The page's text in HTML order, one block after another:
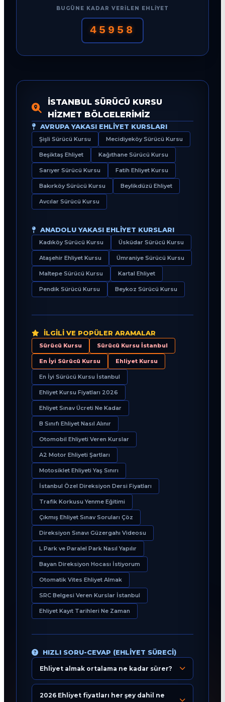
BUGÜNE KADAR VERILEN EHLIYET
45958
İSTANBUL SÜRÜCÜ KURSU
HIZMET BÖLGELERIMIZ
AVRUPA YAKASI EHLIYET KURSLARI
Şişli Sürücü Kursu Mecidiyeköy Sürücü Kursu
Beşiktaş Ehliyet Kağıthane Sürücü Kursu
Sarıyer Sürücü Kursu Fatih Ehliyet Kursu
Bakırköy Sürücü Kursu Beylikdüzü Ehliyet
Avcılar Sürücü Kursu
ANADOLU YAKASI EHLIYET KURSLARI
Kadıköy Sürücü Kursu Üsküdar Sürücü Kursu
Ataşehir Ehliyet Kursu Ümraniye Sürücü Kursu
Maltepe Sürücü Kursu Kartal Ehliyet
Pendik Sürücü Kursu Beykoz Sürücü Kursu
İLGILI VE POPÜLER ARAMALAR
Sürücü Kursu Sürücü Kursu İstanbul
En İyi Sürücü Kursu Ehliyet Kursu
En İyi Sürücü Kursu İstanbul
Ehliyet Kursu Fiyatları 2026
Ehliyet Sınav Ücreti Ne Kadar
B Sınıfı Ehliyet Nasıl Alınır
Otomobil Ehliyeti Veren Kurslar
A2 Motor Ehliyeti Şartları
Motosiklet Ehliyeti Yaş Sınırı
İstanbul Özel Direksiyon Dersi Fiyatları
Trafik Korkusu Yenme Eğitimi
Çıkmış Ehliyet Sınav Soruları Çöz
Direksiyon Sınavı Güzergahı Videosu
L Park ve Paralel Park Nasıl Yapılır
Bayan Direksiyon Hocası İstiyorum
Otomatik Vites Ehliyet Almak
SRC Belgesi Veren Kurslar İstanbul
Ehliyet Kayıt Tarihleri Ne Zaman
HIZLI SORU-CEVAP (EHLIYET SÜRECI)
Ehliyet almak ortalama ne kadar sürer?
2026 Ehliyet fiyatları her şey dahil ne
Eğitim Danışmanı